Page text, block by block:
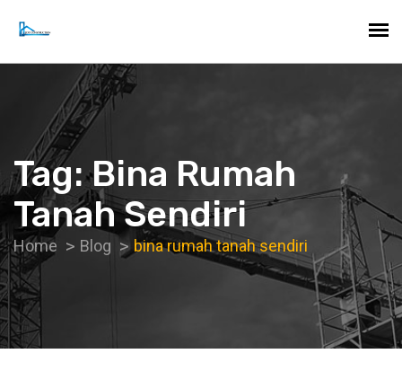
Tag:Bina Rumah
Tanah Sendiri
Home Blog bina rumah tanah sendiri